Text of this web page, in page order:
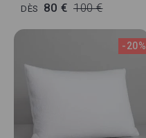
DÈS 80 € 100 €
-20%